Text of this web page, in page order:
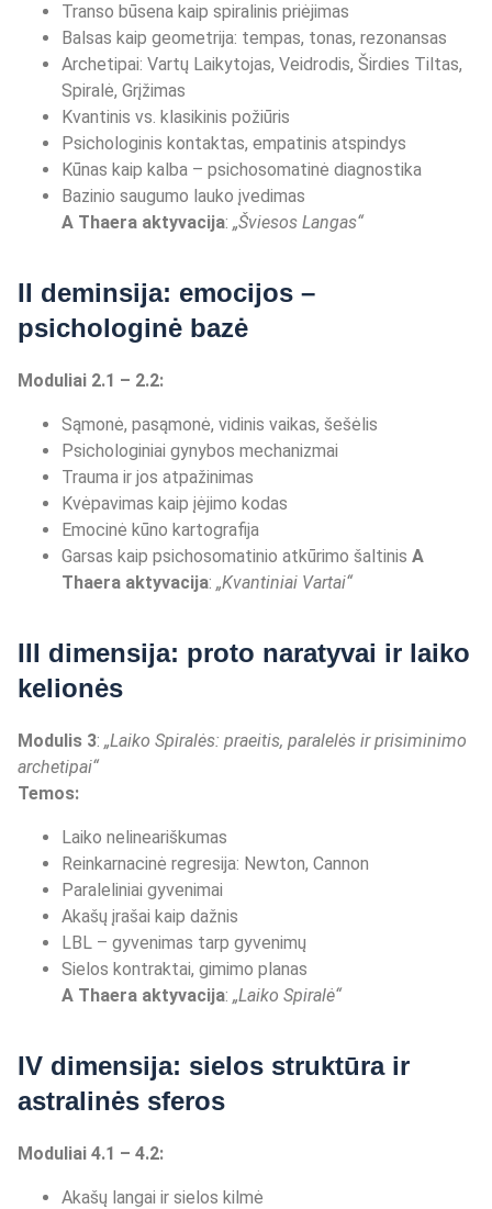
Transo būsena kaip spiralinis priėjimas
Balsas kaip geometrija: tempas, tonas, rezonansas
Archetipai: Vartų Laikytojas, Veidrodis, Širdies Tiltas,
Spiralė, Grįžimas
Kvantinis vs. klasikinis požiūris
Psichologinis kontaktas, empatinis atspindys
Kūnas kaip kalba – psichosomatinė diagnostika
Bazinio saugumo lauko įvedimas
A Thaera aktyvacija: „Šviesos Langas“
II deminsija: emocijos –
psichologinė bazė
Moduliai 2.1 – 2.2:
Sąmonė, pasąmonė, vidinis vaikas, šešėlis
Psichologiniai gynybos mechanizmai
Trauma ir jos atpažinimas
Kvėpavimas kaip įėjimo kodas
Emocinė kūno kartografija
Garsas kaip psichosomatinio atkūrimo šaltinis A
Thaera aktyvacija: „Kvantiniai Vartai“
III dimensija: proto naratyvai ir laiko
kelionės
Modulis 3: „Laiko Spiralės: praeitis, paralelės ir prisiminimo
archetipai“
Temos:
Laiko nelineariškumas
Reinkarnacinė regresija: Newton, Cannon
Paraleliniai gyvenimai
Akašų įrašai kaip dažnis
LBL – gyvenimas tarp gyvenimų
Sielos kontraktai, gimimo planas
A Thaera aktyvacija: „Laiko Spiralė“
IV dimensija: sielos struktūra ir
astralinės sferos
Moduliai 4.1 – 4.2:
Akašų langai ir sielos kilmė